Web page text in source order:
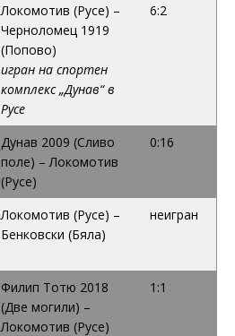
Локомотив (Русе) –
Черноломец 1919
(Попово)
игран на спортен
комплекс „Дунав“ в
Русе
6:2
Дунав 2009 (Сливо
поле) – Локомотив
(Русе)
0:16
Локомотив (Русе) –
Бенковски (Бяла)
неигран
Филип Тотю 2018
(Две могили) –
Локомотив (Русе)
1:1